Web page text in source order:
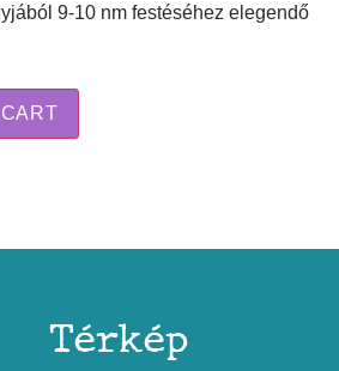
9-10 nm festéséhez elegendő
Térkép